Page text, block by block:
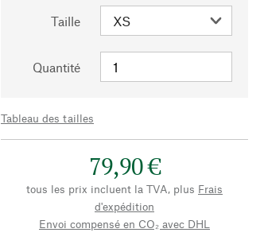
Taille
Quantité
Tableau des tailles
79,90 €
tous les prix incluent la TVA, plus Frais
d'expédition
Envoi compensé en CO₂ avec DHL